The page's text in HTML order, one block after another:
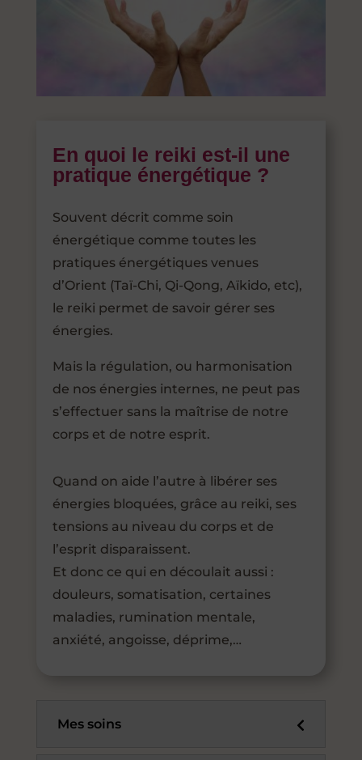
En quoi le reiki est-il une
pratique énergétique ?
Souvent décrit comme soin
énergétique comme toutes les
pratiques énergétiques venues
d’Orient (Taï-Chi, Qi-Qong, Aïkido, etc),
le reiki permet de savoir gérer ses
énergies.
Mais la régulation, ou harmonisation
de nos énergies internes, ne peut pas
s’effectuer sans la maîtrise de notre
corps et de notre esprit.
Quand on aide l’autre à libérer ses
énergies bloquées, grâce au reiki, ses
tensions au niveau du corps et de
l’esprit disparaissent.
Et donc ce qui en découlait aussi :
douleurs, somatisation, certaines
maladies, rumination mentale,
anxiété, angoisse, déprime,…
Mes soins